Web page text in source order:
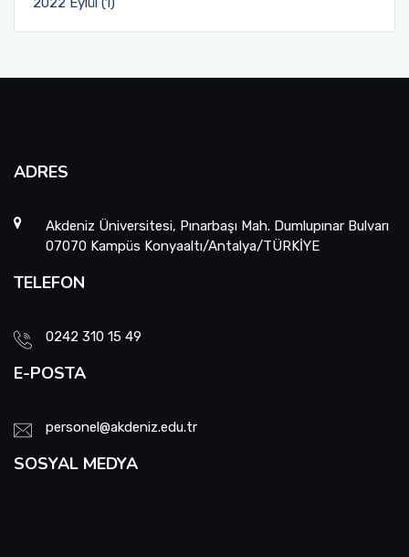
ADRES
Akdeniz Üniversitesi, Pınarbaşı Mah. Dumlupınar Bulvarı
07070 Kampüs Konyaaltı/Antalya/TÜRKİYE
TELEFON
0242 310 15 49
E-POSTA
personel@akdeniz.edu.tr
SOSYAL MEDYA